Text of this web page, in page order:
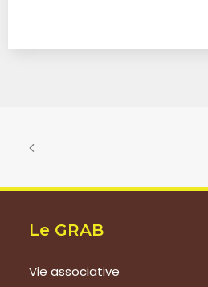
Le GRAB
Vie associative